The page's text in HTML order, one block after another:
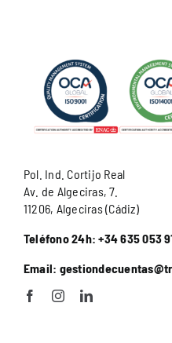
Pol. Ind. Cortijo Real
Av. de Algeciras, 7.
11206, Algeciras (Cádiz)
Teléfono 24h: +34 635 053
Email: